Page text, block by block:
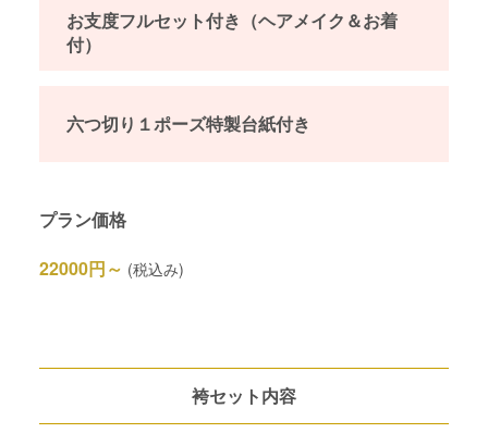
お支度フルセット付き（ヘアメイク＆お着
付）
六つ切り１ポーズ特製台紙付き
プラン価格
22000円～ (税込み)
袴セット内容